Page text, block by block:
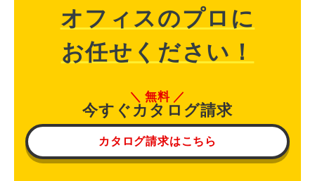
オフィスのプロに
お任せください！
無料
今すぐカタログ請求
カタログ請求はこちら